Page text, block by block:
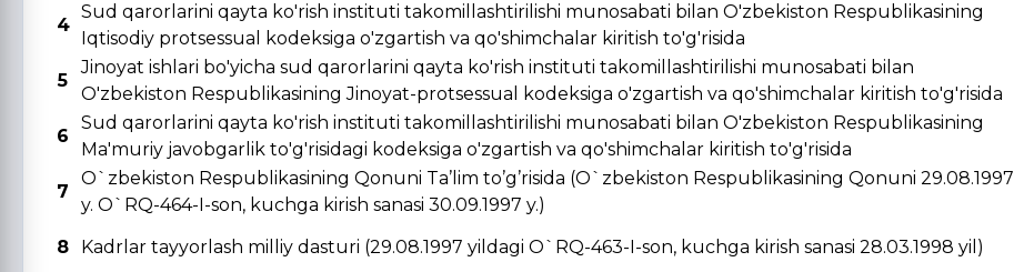
4
Sud qarorlarini qayta ko'rish instituti takomillashtirilishi munosabati bilan O'zbekiston Respublikasining
Iqtisodiy protsessual kodeksiga o'zgartish va qo'shimchalar kiritish to'g'risida
5
Jinoyat ishlari bo'yicha sud qarorlarini qayta ko'rish instituti takomillashtirilishi munosabati bilan
O'zbekiston Respublikasining Jinoyat-protsessual kodeksiga o'zgartish va qo'shimchalar kiritish to'g'risida
6
Sud qarorlarini qayta ko'rish instituti takomillashtirilishi munosabati bilan O'zbekiston Respublikasining
Ma'muriy javobgarlik to'g'risidagi kodeksiga o'zgartish va qo'shimchalar kiritish to'g'risida
7
O`zbekiston Respublikasining Qonuni Ta’lim to’g’risida (O`zbekiston Respublikasining Qonuni 29.08.1997
y. O`RQ-464-I-son, kuchga kirish sanasi 30.09.1997 y.)
8
Kadrlar tayyorlash milliy dasturi (29.08.1997 yildagi O`RQ-463-I-son, kuchga kirish sanasi 28.03.1998 yil)